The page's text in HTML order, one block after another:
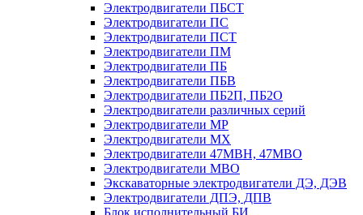
Электродвигатели ПБСТ
Электродвигатели ПС
Электродвигатели ПСТ
Электродвигатели ПМ
Электродвигатели ПБ
Электродвигатели ПБВ
Электродвигатели ПБ2П, ПБ2О
Электродвигатели различных серий
Электродвигатели МР
Электродвигатели MX
Электродвигатели 47MBH, 47МВО
Электродвигатели MBO
Экскаваторные электродвигатели ДЭ, ДЭВ
Электродвигатели ДПЭ, ДПВ
Блок исполнительный БИ